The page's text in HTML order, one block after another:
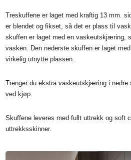
Treskuffene er laget med kraftig 13 mm.
er blendet og fikset, så det er plass til
skuffen er laget med en vaskeutskjæring,
vasken. Den nederste skuffen er laget
virkelig utnytte plassen.
Trenger du ekstra vaskeutskjæring i nedre
ved kjøp.
Skuffene leveres med fullt uttrekk og soft
uttrekksskinner.